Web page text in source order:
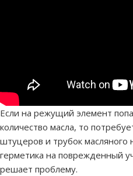
Если на режущий элемент
количество масла, то
штуцеров и трубок масляного
герметика на поврежденный
решает проблему.